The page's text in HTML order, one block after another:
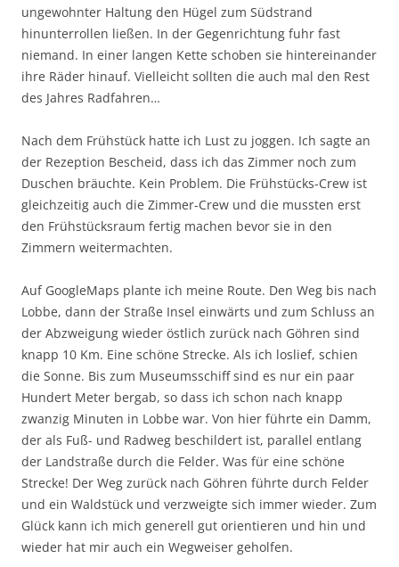
ungewohnter Haltung den Hügel zum Südstrand
hinunterrollen ließen. In der Gegenrichtung fuhr fast
niemand. In einer langen Kette schoben sie hintereinander
ihre Räder hinauf. Vielleicht sollten die auch mal den Rest
des Jahres Radfahren…
Nach dem Frühstück hatte ich Lust zu joggen. Ich sagte an
der Rezeption Bescheid, dass ich das Zimmer noch zum
Duschen bräuchte. Kein Problem. Die Frühstücks-Crew ist
gleichzeitig auch die Zimmer-Crew und die mussten erst
den Frühstücksraum fertig machen bevor sie in den
Zimmern weitermachten.
Auf GoogleMaps plante ich meine Route. Den Weg bis nach
Lobbe, dann der Straße Insel einwärts und zum Schluss an
der Abzweigung wieder östlich zurück nach Göhren sind
knapp 10 Km. Eine schöne Strecke. Als ich loslief, schien
die Sonne. Bis zum Museumsschiff sind es nur ein paar
Hundert Meter bergab, so dass ich schon nach knapp
zwanzig Minuten in Lobbe war. Von hier führte ein Damm,
der als Fuß- und Radweg beschildert ist, parallel entlang
der Landstraße durch die Felder. Was für eine schöne
Strecke! Der Weg zurück nach Göhren führte durch Felder
und ein Waldstück und verzweigte sich immer wieder. Zum
Glück kann ich mich generell gut orientieren und hin und
wieder hat mir auch ein Wegweiser geholfen.